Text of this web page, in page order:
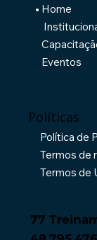
Políticas
Política de
Termos de
Termos de
Home
Eventos
77